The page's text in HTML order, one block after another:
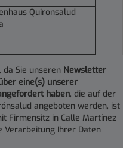
Quironsalud
Sie unseren Newsletter
eine(s) unserer
haben, die auf der
angeboten werden, ist
Firmensitz in Calle Martínez
Verarbeitung Ihrer Daten